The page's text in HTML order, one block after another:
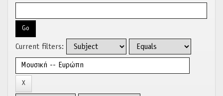
Current filters: